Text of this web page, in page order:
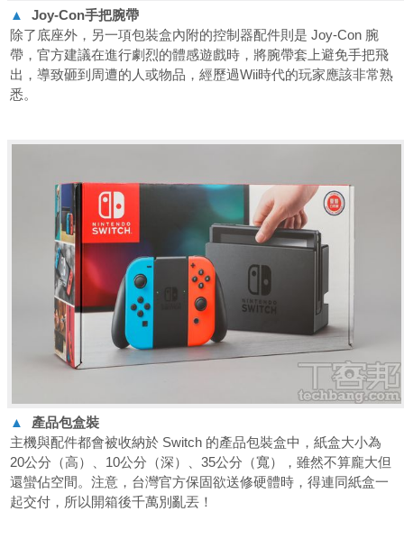
▲ Joy-Con手把腕帶
除了底座外，另一項包裝盒內附的控制器配件則是 Joy-Con 腕
帶，官方建議在進行劇烈的體感遊戲時，將腕帶套上避免手把飛
出，導致砸到周遭的人或物品，經歷過Wii時代的玩家應該非常熟
悉。
▲
產品包盒裝
主機與配件都會被收納於 Switch 的產品包裝盒中，紙盒大小為
20公分（高）、10公分（深）、35公分（寬），雖然不算龐大但
還蠻佔空間。注意，台灣官方保固欲送修硬體時，得連同紙盒一
起交付，所以開箱後千萬別亂丟！